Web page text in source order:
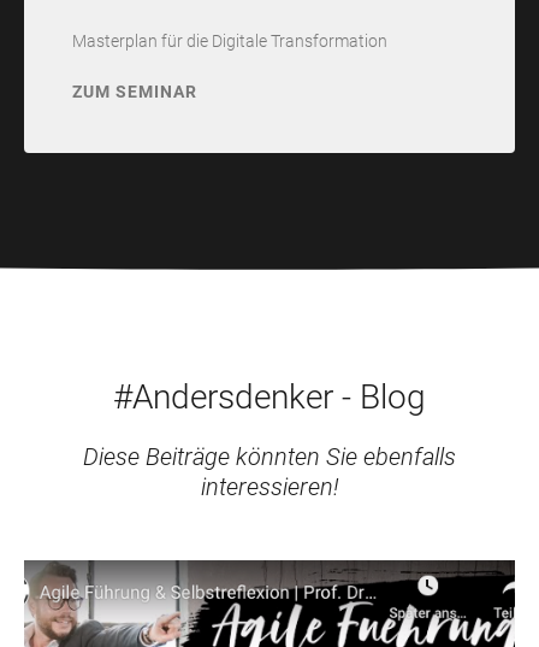
Masterplan für die Digitale Transformation
ZUM SEMINAR
#Andersdenker - Blog
Diese Beiträge könnten Sie ebenfalls
interessieren!